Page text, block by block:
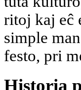
ritoj kaj eĉ
simple
festo, pri
Historia